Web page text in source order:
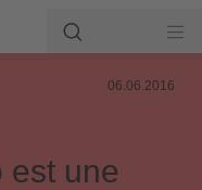
06.06.2016
est une